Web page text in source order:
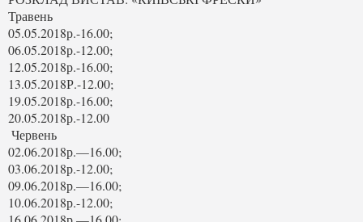
Травень
05.05.2018р.-16.00;
06.05.2018р.-12.00;
12.05.2018р.-16.00;
13.05.2018Р.-12.00;
19.05.2018р.-16.00;
20.05.2018р.-12.00
Червень
02.06.2018р.—16.00;
03.06.2018р.-12.00;
09.06.2018р.—16.00;
10.06.2018р.-12.00;